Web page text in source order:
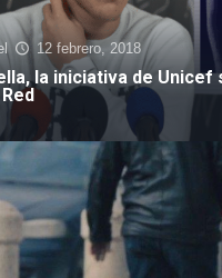
12 febrero, 2018
la iniciativa de Unicef